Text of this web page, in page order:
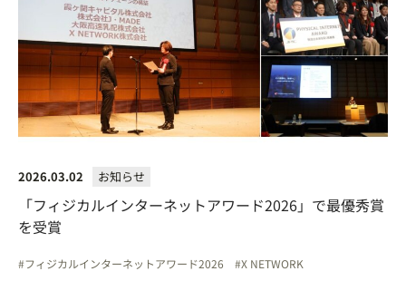
2026.03.02 お知らせ
「フィジカルインターネットアワード2026」で最優秀賞
を受賞
フィジカルインターネットアワード2026
X NETWORK